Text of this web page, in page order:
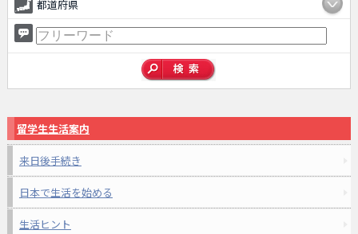
都道府県
留学生生活案内
来日後手続き
日本で生活を始める
生活ヒント